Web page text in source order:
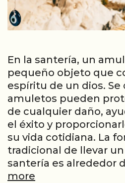
En la santería, un
pequeño objeto que
espíritu de un dios. Se
amuletos pueden
de cualquier daño,
el éxito y
su vida cotidiana. La
tradicional de llevar
santería es alrededor
more